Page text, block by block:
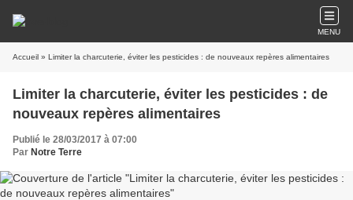
MENU
Accueil » Limiter la charcuterie, éviter les pesticides : de nouveaux repères alimentaires
Limiter la charcuterie, éviter les pesticides : de
nouveaux repères alimentaires
Publié le 28/03/2017 à 07:00
Par Notre Terre